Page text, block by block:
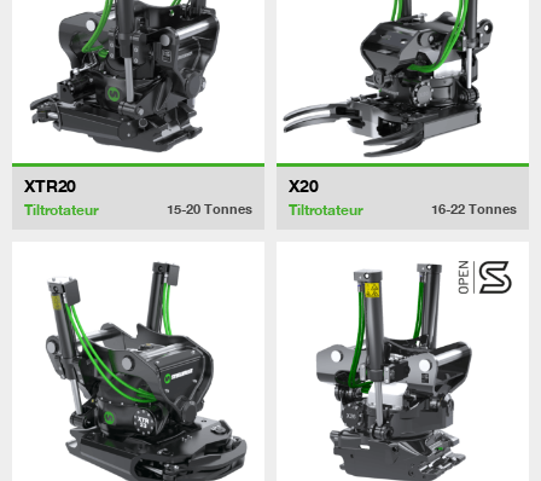
XTR20
Tiltrotateur 15-20 Tonnes
X20
Tiltrotateur 16-22 Tonnes